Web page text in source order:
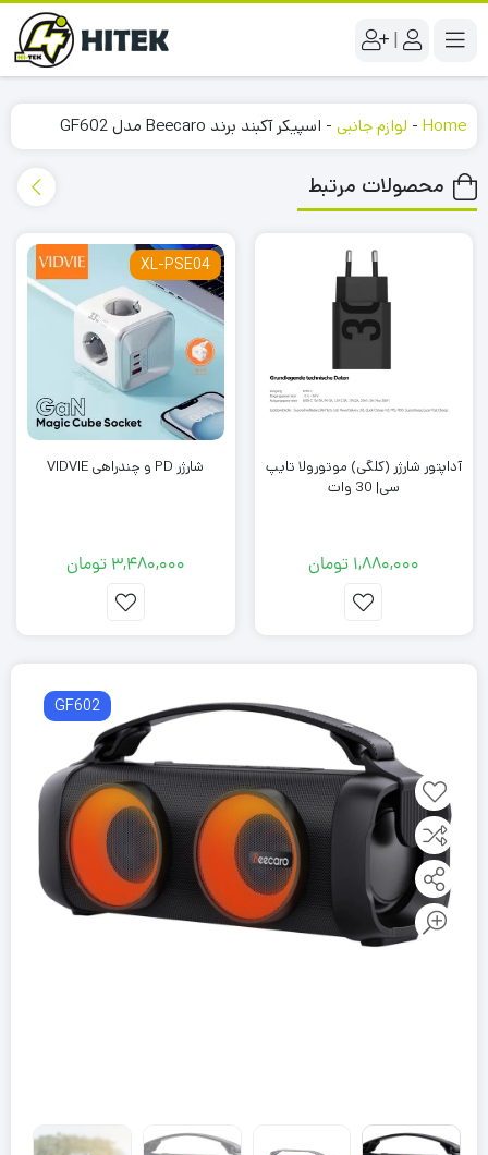
|
Home
- لوازم جانبی - اسپیکر آکبند برند Beecaro مدل GF602
محصولات مرتبط
آداپتور شارژر (کلگی) موتورولا تایپ
سی| 30 وات
1,880,000 تومان
XL-PSE04
شارژر PD و چندراهی VIDVIE
3,480,000 تومان
GF602